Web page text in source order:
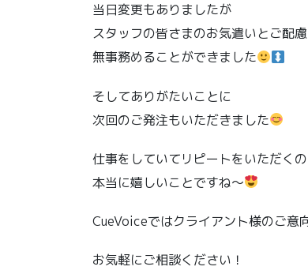
当日変更もありましたが
スタッフの皆さまのお気遣いとご配
無事務めることができました
そしてありがたいことに
次回のご発注もいただきました
仕事をしていてリピートをいただく
本当に嬉しいことですね〜
CueVoiceではクライアント様のご意
お気軽にご相談ください！